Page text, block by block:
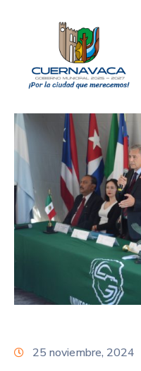
Gobierno
Turismo
Trámites
Servicios
Licitaciones
Transparencia
Directorio
25 noviembre, 2024